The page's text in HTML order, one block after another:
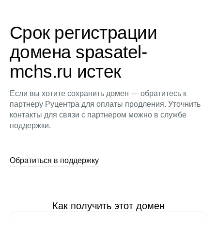
Срок регистрации
домена spasatel-
mchs.ru истек
Если вы хотите сохранить домен — обратитесь к
партнеру Руцентра для оплаты продления. Уточнить
контакты для связи с партнером можно в службе
поддержки.
Обратиться в поддержку
Как получить этот домен